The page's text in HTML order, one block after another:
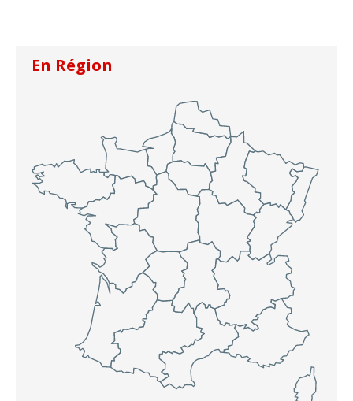
En Région